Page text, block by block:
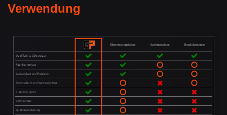
Verwendung